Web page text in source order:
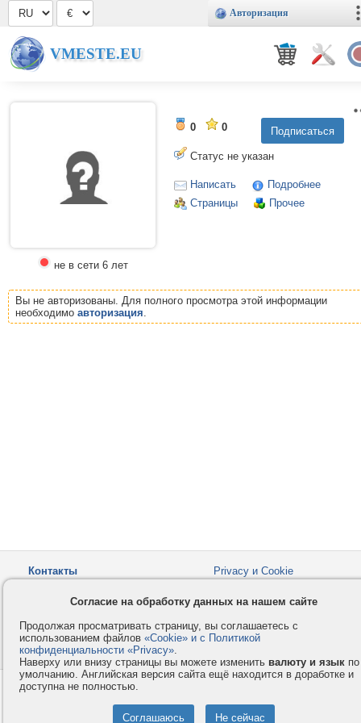
Авторизация
VMESTE.EU
не в сети 6 лет
0 0
Статус не указан
Написать
Подробнее
Страницы
Прочее
Вы не авторизованы. Для полного просмотра этой информации
необходимо авторизация.
Контакты
Privacy и Cookie
Как оплатить
Форумы
© 2008-2026VMESTE.EU
Согласие на обработку данных на нашем сайте
Продолжая просматривать страницу, вы соглашаетесь с
использованием файлов «Cookie» и с Политикой
конфиденциальности «Privacy».
Наверху или внизу страницы вы можете изменить валюту и язык по
умолчанию. Английская версия сайта ещё находится в доработке и
доступна не полностью.